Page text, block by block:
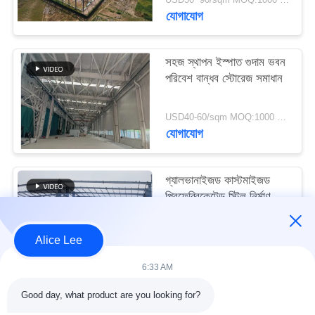
মামলা
সাইট
ম্যাপ
গোপনীয়তা
নীতি
যোগাযোগ
সহজ স্থাপন ইস্পাত গুদাম ভবন
পরিবেশ বান্ধব স্টোরেজ সমাধান
USD40-60/sqm MOQ:1000 বর্গমিটার
যোগাযোগ
গ্যালভানাইজড কাস্টমাইজড
প্রিফেব্রিকেটেড স্টিল নির্মাণ
Alice Lee
6:33 AM
Good day, what product are you looking for?